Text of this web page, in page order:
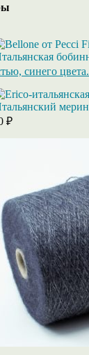
синего цвета.
₽